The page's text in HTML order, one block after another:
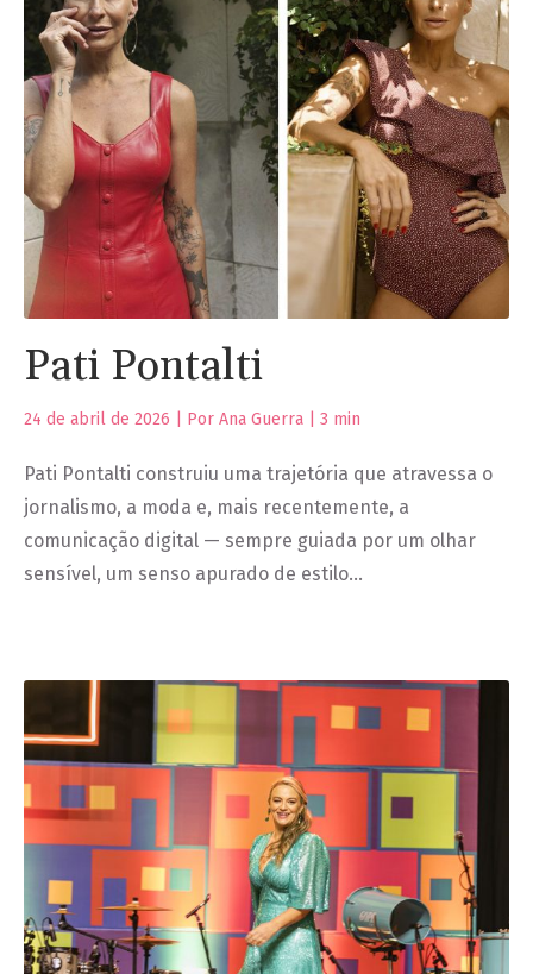
Pati Pontalti
24 de abril de 2026 | Por Ana Guerra | 3 min
Pati Pontalti construiu uma trajetória que atravessa o
jornalismo, a moda e, mais recentemente, a
comunicação digital — sempre guiada por um olhar
sensível, um senso apurado de estilo…